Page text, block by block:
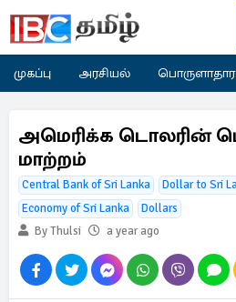
முகப்பு அரசியல்
அமெரிக்க டொலரின்
மாற்றம்
Central Bank of Sri Lanka
Dollar to Sri
Economy of Sri Lanka
Dollars
By Thulsi
a year ago